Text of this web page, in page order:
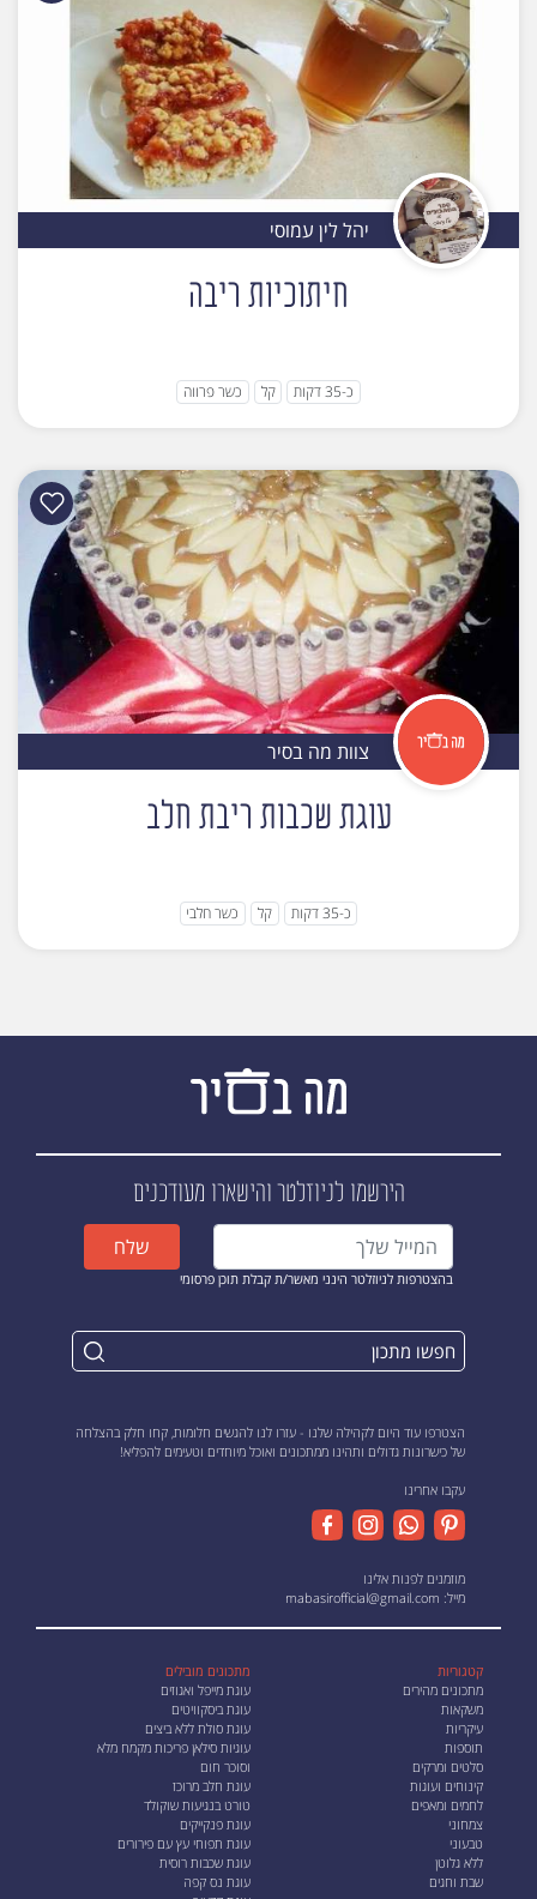
יהל לין עמוסי
חיתוכיות ריבה
כ-35 דקות קל כשר פרווה
צוות מה בסיר
עוגת שכבות ריבת חלב
כ-35 דקות קל כשר חלבי
הירשמו לניוזלטרוהישארו מעודכנים
בהצטרפות לניוזלטר הינני מאשר/ת קבלת תוכן פרסומי
שלח
הצטרפו עוד היום לקהילה שלנו - עזרו לנו להגשים חלומות, קחו חלק בהצלחה
של כישרונות גדולים ותהינו ממתכונים ואוכל מיוחדים וטעימים להפליא!
עקבו אחרינו
מוזמנים לפנות אלינו
מייל: mabasirofficial@gmail.com
קטגוריות
מתכונים מהירים
משקאות
עיקריות
תוספות
סלטים ומרקים
קינוחים ועוגות
לחמים ומאפים
צמחוני
טבעוני
ללא גלוטן
שבת וחגים
מתכונים מובילים
עוגת מייפל ואגוזים
עוגת ביסקוויטים
עוגת סולת ללא ביצים
עוגיות סילאן פריכות מקמח מלא
וסוכר חום
עוגת חלב מרוכז
טורט בנגיעות שוקולד
עוגת פנקייקים
עוגת תפוחי עץ עם פירורים
עוגת שכבות רוסית
עוגת נס קפה